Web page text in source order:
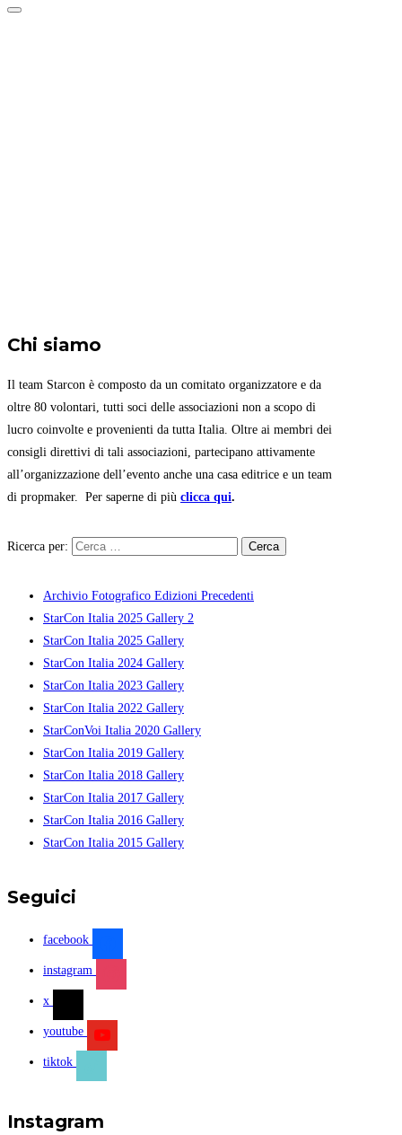
Attiva/disattiva
Chi siamo
Il team Starcon è composto da un comitato organizzatore e da
oltre 80 volontari, tutti soci delle associazioni non a scopo di
lucro coinvolte e provenienti da tutta Italia. Oltre ai membri dei
consigli direttivi di tali associazioni, partecipano attivamente
all’organizzazione dell’evento anche una casa editrice e un team
di propmaker. Per saperne di più clicca qui.
Ricerca per:
Archivio Fotografico Edizioni Precedenti
StarCon Italia 2025 Gallery 2
StarCon Italia 2025 Gallery
StarCon Italia 2024 Gallery
StarCon Italia 2023 Gallery
StarCon Italia 2022 Gallery
StarConVoi Italia 2020 Gallery
StarCon Italia 2019 Gallery
StarCon Italia 2018 Gallery
StarCon Italia 2017 Gallery
StarCon Italia 2016 Gallery
StarCon Italia 2015 Gallery
Seguici
facebook
instagram
x
youtube
tiktok
Instagram